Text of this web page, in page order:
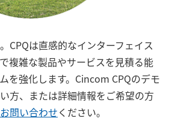
CPQは直感的なインターフェイス
複雑な製品やサービスを見積る能
を強化します。 Cincom CPQのデモ
方、または詳細情報をご希望の方
問い合わせください。